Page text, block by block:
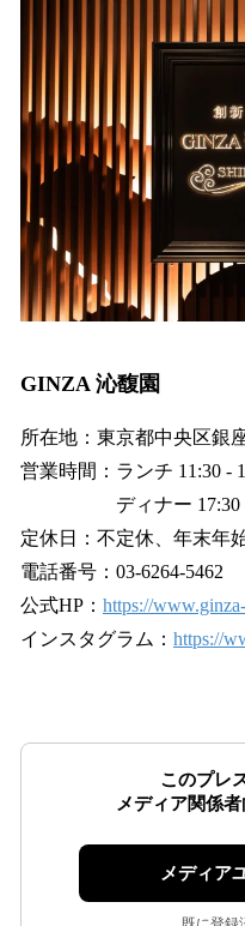
GINZA 沁馥園
所在地：東京都中央区銀
営業時間：ランチ 11:30 -
ディナー 17:30 -
定休日：不定休、年末年
電話番号：03-6264-5462
公式HP： https://
インスタグラム： https://
このプレ
メディア関係
メディア